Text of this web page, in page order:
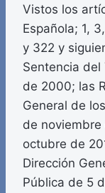
Vistos los
Española; 1,
y 322 y
Sentencia
de 2000; las
General de
de
octubre de
Dirección
Pública de 5